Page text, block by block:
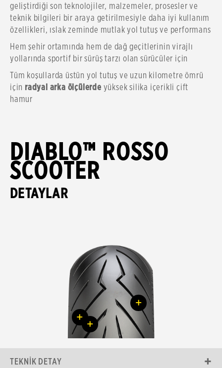
geliştirdiği son teknolojiler, malzemeler, prosesler ve
teknik bilgileri bir araya getirilmesiyle daha iyi kullanım
özellikleri, ıslak zeminde mutlak yol tutuş ve performans
Hem şehir ortamında hem de dağ geçitlerinin virajlı
yollarında sportif bir sürüş tarzı olan sürücüler için
Tüm koşullarda üstün yol tutuş ve uzun kilometre ömrü
için radyal arka ölçülerde yüksek silika içerikli çift
hamur
DIABLO™ ROSSO
SCOOTER
DETAYLAR
+
+
+
TEKNIK DETAY